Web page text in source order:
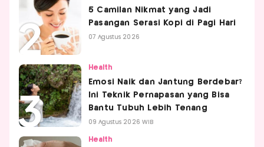
5 Camilan Nikmat yang Jadi
Pasangan Serasi Kopi di Pagi Hari
07 Agustus 2026
Health
Emosi Naik dan Jantung Berdebar?
Ini Teknik Pernapasan yang Bisa
Bantu Tubuh Lebih Tenang
09 Agustus 2026 WIB
Health